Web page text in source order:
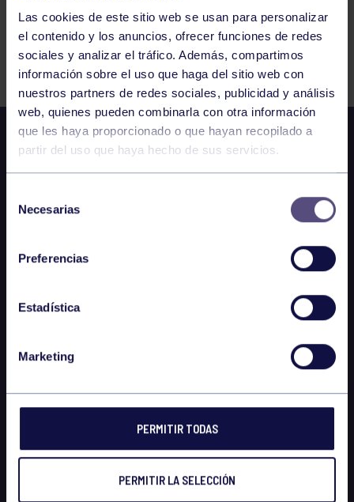
Las cookies de este sitio web se usan para personalizar
el contenido y los anuncios, ofrecer funciones de redes
sociales y analizar el tráfico. Además, compartimos
información sobre el uso que haga del sitio web con
nuestros partners de redes sociales, publicidad y análisis
web, quienes pueden combinarla con otra información
que les haya proporcionado o que hayan recopilado a
partir del uso que haya hecho de sus servicios.
Necesarias
Preferencias
Estadística
Marketing
PERMITIR TODAS
PERMITIR LA SELECCIÓN
El grupo en prensa 16 DIC 2022
Comparte